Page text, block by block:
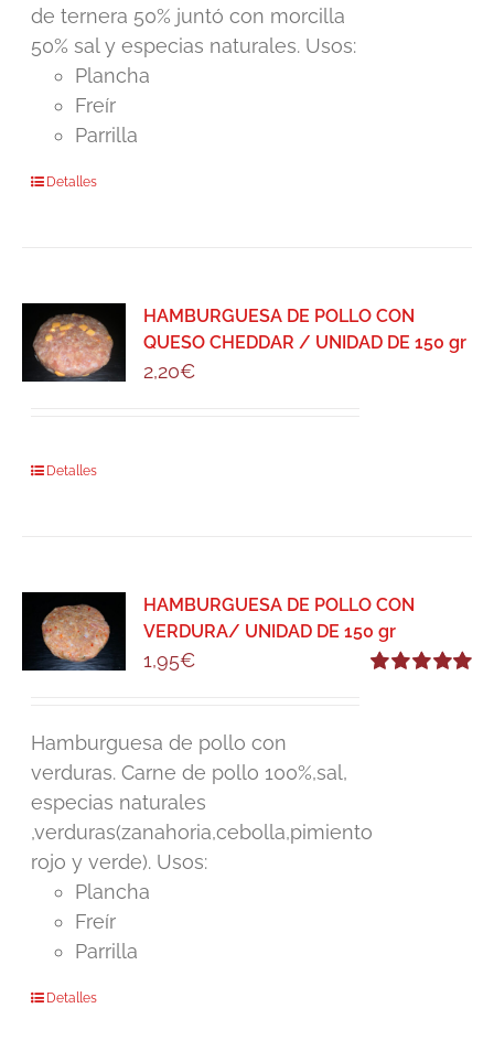
de ternera 50% juntó con morcilla
50% sal y especias naturales. Usos:
Plancha
Freír
Parrilla
Detalles
HAMBURGUESA DE POLLO CON
QUESO CHEDDAR / UNIDAD DE 150 gr
2,20€
Detalles
HAMBURGUESA DE POLLO CON
VERDURA/ UNIDAD DE 150 gr
1,95€
Hamburguesa de pollo con
verduras. Carne de pollo 100%,sal,
especias naturales
,verduras(zanahoria,cebolla,pimiento
rojo y verde). Usos:
Plancha
Freír
Parrilla
Detalles